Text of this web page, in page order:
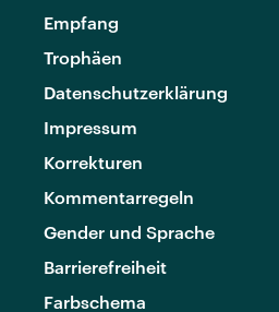
Empfang
Trophäen
Datenschutzerklärung
Impressum
Korrekturen
Kommentarregeln
Gender und Sprache
Barrierefreiheit
Farbschema